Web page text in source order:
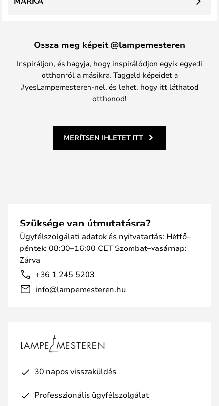
Ossza meg képeit @lampemesteren
Inspiráljon, és hagyja, hogy inspirálódjon egyik egyedi
otthonról a másikra. Taggeld képeidet a
#yesLampemesteren-nel, és lehet, hogy itt láthatod
otthonod!
MERÍTSEN IHLETET ITT
Szüksége van útmutatásra?
Ügyfélszolgálati adatok és nyitvatartás: Hétfő–
péntek: 08:30–16:00 CET Szombat–vasárnap:
Zárva
+36 1 245 5203
info@lampemesteren.hu
30 napos visszaküldés
Professzionális ügyfélszolgálat